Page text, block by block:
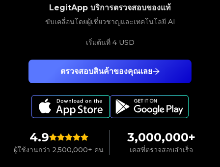
4.9
ผู้ใช้งานกว่า 2,500,000+ คน
3,000,000+
เคสที่ตรวจสอบสำเร็จ
ตรวจสอบสินค้าของคุณเลย
LegitApp บริการตรวจสอบของแท้
ขับเคลื่อนโดยผู้เชี่ยวชาญและเทคโนโลยี AI
เริ่มต้นที่ 4 USD